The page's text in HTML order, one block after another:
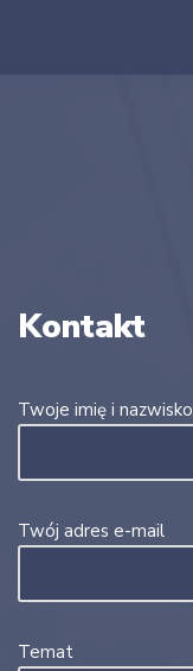
Kontakt
Twoje imię i nazwisko
Twój adres e-mail
Temat